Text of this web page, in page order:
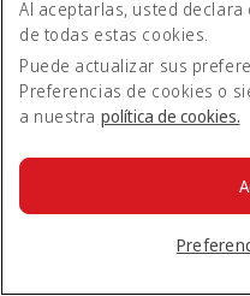
¿Cómo puedo
para
El número de puntos
vuelo canjeado por
asientos y la diferencia
número de puntos que
viaje en particular se
cuando acceda a su
Al aceptarlas, usted
de todas estas cookies.
Puede actualizar sus
Preferencias de cookies o
a nuestra política de cookies.